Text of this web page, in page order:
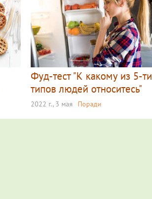
Фуд-тест "К какому из 5-ти
типов людей относитесь"
2022 г., 3 мая Поради